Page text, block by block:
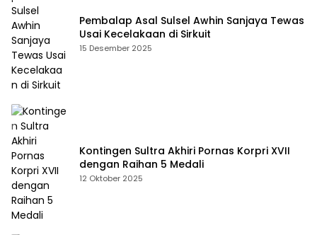
Pembalap Asal Sulsel Awhin Sanjaya Tewas
Usai Kecelakaan di Sirkuit
15 Desember 2025
Kontingen Sultra Akhiri Pornas Korpri XVII
dengan Raihan 5 Medali
12 Oktober 2025